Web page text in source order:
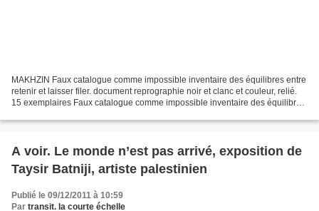
MAKHZIN Faux catalogue comme impossible inventaire des équilibres entre
retenir et laisser filer. document reprographie noir et clanc et couleur, relié.
15 exemplaires Faux catalogue comme impossible inventaire des équilibres
A voir. Le monde n’est pas arrivé, exposition de
Taysir Batniji, artiste palestinien
Publié le 09/12/2011 à 10:59
Par transit. la courte échelle